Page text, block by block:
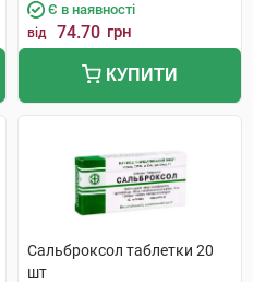
Є в наявності
від 74.70 грн
КУПИТИ
Сальброксол таблетки 20
шт